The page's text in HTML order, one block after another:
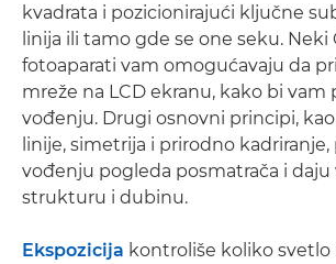
kvadrata i pozicionirajući ključne
linija ili tamo gde se one seku. Neki
fotoaparati vam omogućavaju da
mreže na LCD ekranu, kako bi vam
vođenju. Drugi osnovni principi,
linije, simetrija i prirodno
vođenju pogleda posmatrača i daju
strukturu i dubinu.
Ekspozicija kontroliše koliko